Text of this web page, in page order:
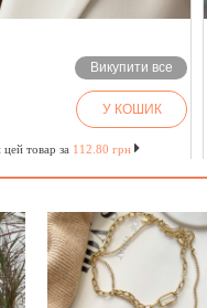
Викупити все
У КОШИК
товар за 112.80 грн